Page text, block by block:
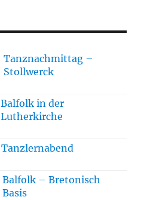
Tanznachmittag –
Stollwerck
Balfolk in der
Lutherkirche
Tanzlernabend
Balfolk – Bretonisch
Basis